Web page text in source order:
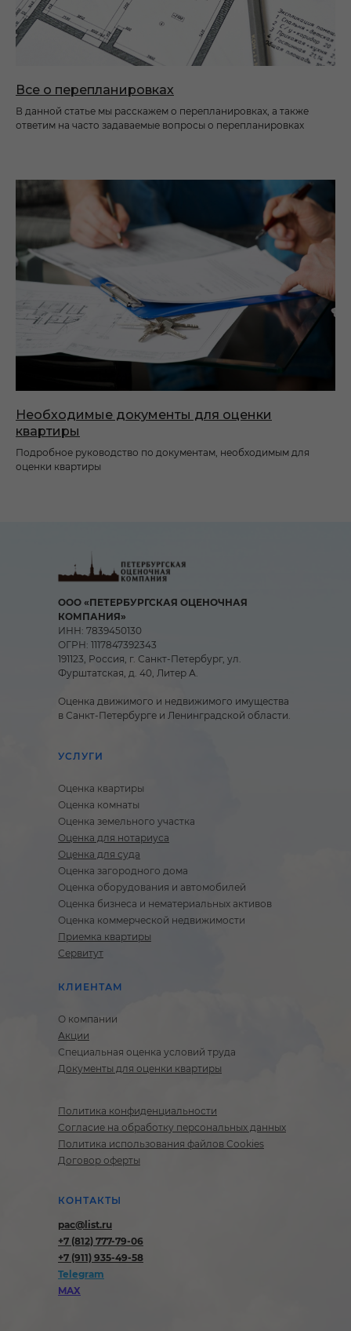
Все о перепланировках
В данной статье мы расскажем о перепланировках, а также
ответим на часто задаваемые вопросы о перепланировках
Необходимые документы для оценки
квартиры
Подробное руководство по документам, необходимым для
оценки квартиры
УСЛУГИ
Оценка квартиры
Оценка комнаты
Оценка земельного участка
Оценка для нотариуса
Оценка для суда
Оценка загородного дома
Оценка оборудования и автомобилей
Оценка бизнеса и нематериальных активов
Оценка коммерческой недвижимости
Приемка квартиры
Сервитут
КЛИЕНТАМ
О компании
Акции
Специальная оценка условий труда
Документы для оценки квартиры
Политика конфиденциальности
Согласие на обработку персональных данных
Политика использования файлов Cookies
Договор оферты
КОНТАКТЫ
pac@list.ru
+7 (812) 777-79-06
+7 (911) 935-49-58
Telegram
MAX
ООО «ПЕТЕРБУРГСКАЯ ОЦЕНОЧНАЯ
КОМПАНИЯ»
ИНН: 7839450130
ОГРН: 1117847392343
191123, Россия, г. Санкт-Петербург, ул.
Фурштатская, д. 40, Литер А.
Оценка движимого и недвижимого имущества
в Санкт-Петербурге и Ленинградской области.